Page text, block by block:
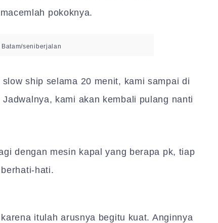
pokoknya.
seniberjalan
ship selama 20 menit, kami sampai di
kami akan kembali pulang nanti
dengan mesin kapal yang berapa pk, tiap
hati.
itulah arusnya begitu kuat. Anginnya